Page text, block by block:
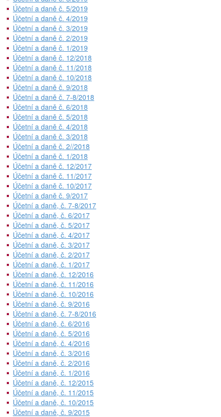
Účetní a daně č. 5/2019
Účetní a daně č. 4/2019
Účetní a daně č. 3/2019
Účetní a daně č. 2/2019
Účetní a daně č. 1/2019
Účetní a daně č. 12/2018
Účetní a daně č. 11/2018
Účetní a daně č. 10/2018
Účetní a daně č. 9/2018
Účetní a daně č. 7-8/2018
Účetní a daně č. 6/2018
Účetní a daně č. 5/2018
Účetní a daně č. 4/2018
Účetní a daně č. 3/2018
Účetní a daně č. 2//2018
Účetní a daně č. 1/2018
Účetní a daně č. 12/2017
Účetní a daně č. 11/2017
Účetní a daně č. 10/2017
Účetní a daně č. 9/2017
Účetní a daně, č. 7-8/2017
Účetní a daně, č. 6/2017
Účetní a daně, č. 5/2017
Účetní a daně, č. 4/2017
Účetní a daně, č. 3/2017
Účetní a daně, č. 2/2017
Účetní a daně, č. 1/2017
Účetní a daně, č. 12/2016
Účetní a daně, č. 11/2016
Účetní a daně, č. 10/2016
Účetní a daně, č. 9/2016
Účetní a daně, č. 7-8/2016
Účetní a daně, č. 6/2016
Účetní a daně, č. 5/2016
Účetní a daně, č. 4/2016
Účetní a daně, č. 3/2016
Účetní a daně, č. 2/2016
Účetní a daně, č. 1/2016
Účetní a daně, č. 12/2015
Účetní a daně, č. 11/2015
Účetní a daně, č. 10/2015
Účetní a daně, č. 9/2015